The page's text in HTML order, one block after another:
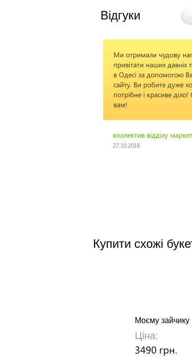
Відгуки
привітати наших давніх партнерів
Все
Купити схожі
Моєму зайчику
Ціна:
3490 грн.